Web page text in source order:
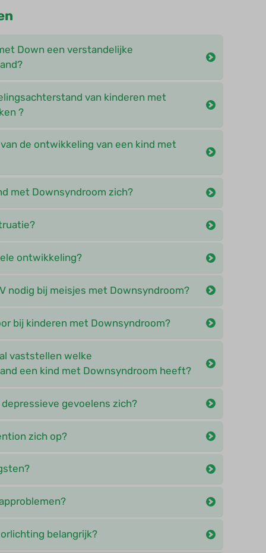
Down een verstandelijke
van kinderen met
?
de ontwikkeling van een kind met
met Downsyndroom zich?
ontwikkeling?
nodig bij meisjes met Downsyndroom?
bij kinderen met Downsyndroom?
vaststellen welke
een kind met Downsyndroom heeft?
gevoelens zich?
zich op?
belangrijk?